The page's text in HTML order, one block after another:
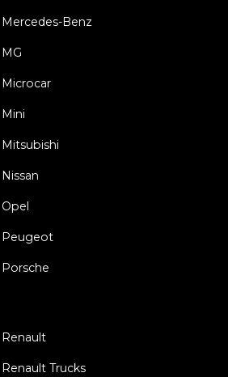
Mercedes-Benz
MG
Microcar
Mini
Mitsubishi
Nissan
Opel
Peugeot
Porsche
Renault
Renault Trucks